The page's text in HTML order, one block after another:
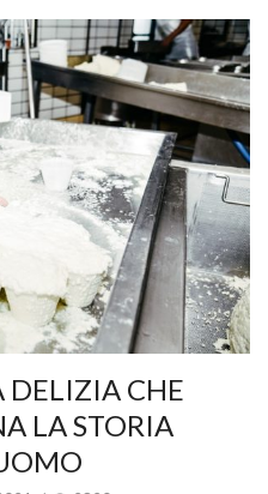
DELIZIA CHE
LA STORIA